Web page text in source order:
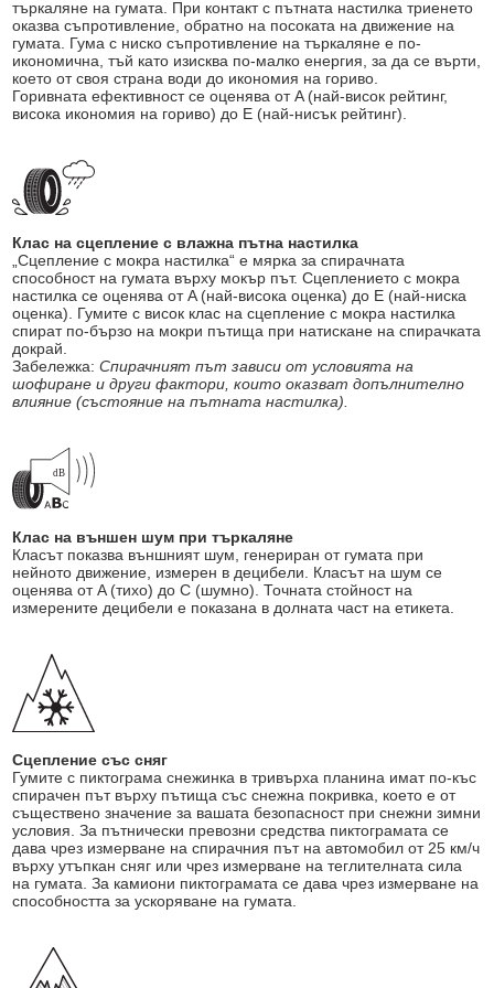
търкаляне на гумата. При контакт с пътната настилка триенето
оказва съпротивление, обратно на посоката на движение на
гумата. Гума с ниско съпротивление на търкаляне е по-
икономична, тъй като изисква по-малко енергия, за да се върти,
което от своя страна води до икономия на гориво.
Горивната ефективност се оценява от A (най-висок рейтинг,
висока икономия на гориво) до E (най-нисък рейтинг).
Клас на сцепление с влажна пътна настилка
„Сцепление с мокра настилка“ е мярка за спирачната
способност на гумата върху мокър път. Сцеплението с мокра
настилка се оценява от A (най-висока оценка) до E (най-ниска
оценка). Гумите с висок клас на сцепление с мокра настилка
спират по-бързо на мокри пътища при натискане на спирачката
докрай.
Забележка:Спирачният път зависи от условията на
шофиране и други фактори, които оказват допълнително
влияние (състояние на пътната настилка).
Клас на външен шум при търкаляне
Класът показва външният шум, генериран от гумата при
нейното движение, измерен в децибели. Класът на шум се
оценява от A (тихо) до C (шумно). Точната стойност на
измерените децибели е показана в долната част на етикета.
Сцепление със сняг
Гумите с пиктограма снежинка в тривърха планина имат по-къс
спирачен път върху пътища със снежна покривка, което е от
съществено значение за вашата безопасност при снежни зимни
условия. За пътнически превозни средства пиктограмата се
дава чрез измерване на спирачния път на автомобил от 25 км/ч
върху утъпкан сняг или чрез измерване на теглителната сила
на гумата. За камиони пиктограмата се дава чрез измерване на
способността за ускоряване на гумата.